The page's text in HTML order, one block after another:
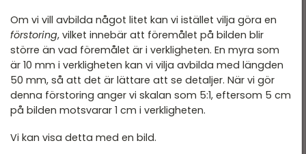
Om vi vill avbilda något litet kan vi istället vilja göra en
förstoring, vilket innebär att föremålet på bilden blir
större än vad föremålet är i verkligheten. En myra som
är 10 mm i verkligheten kan vi vilja avbilda med längden
50 mm, så att det är lättare att se detaljer. När vi gör
denna förstoring anger vi skalan som 5:1, eftersom 5 cm
på bilden motsvarar 1 cm i verkligheten.
Vi kan visa detta med en bild.